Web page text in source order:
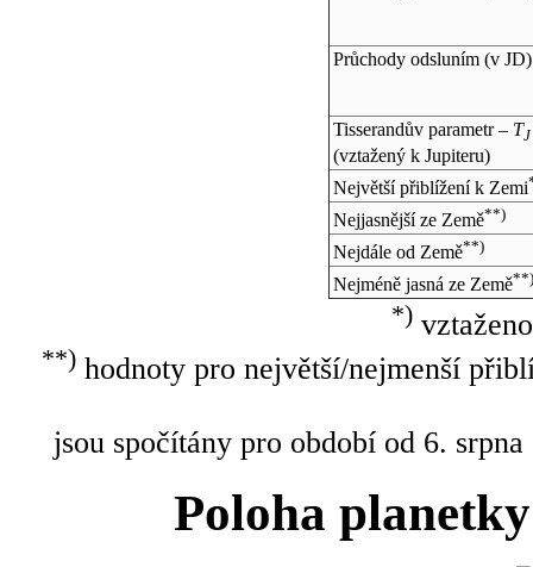
Průchody odsluním (v JD)
Tisserandův parametr – TJ
(vztažený k Jupiteru)
Největší přiblížení k Zemi
Nejjasnější ze Země**)
Nejdále od Země**)
Nejméně jasná ze Země**)
*)
**)hodnoty pro největší/nejmenší
jsou spočítány pro období od 6.
Poloha